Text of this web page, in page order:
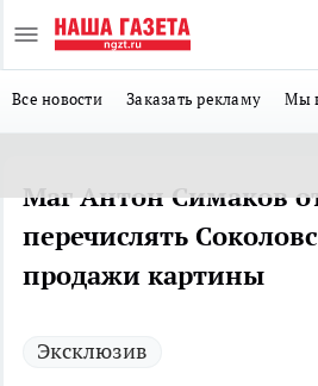
Все новости Заказать рекламу Мы
Маг Антон Симаков
перечислять
продажи картины
Эксклюзив